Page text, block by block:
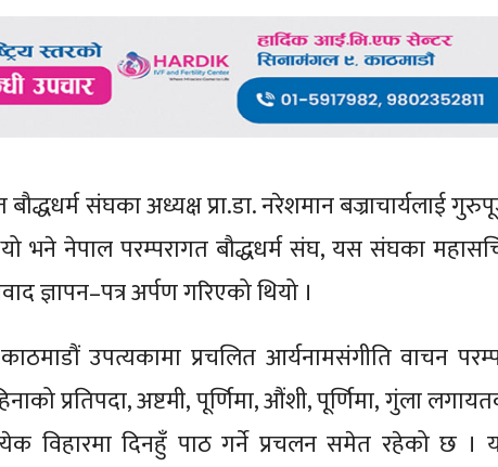
संघका अध्यक्ष प्रा.डा. नरेशमान बज्राचार्यलाई
भने नेपाल परम्परागत बौद्धधर्म संघ, यस संघका
ज्ञापन–पत्र अर्पण गरिएको थियो ।
उपत्यकामा प्रचलित आर्यनामसंगीति वाचन
प्रतिपदा, अष्टमी, पूर्णिमा, औंशी, पूर्णिमा, गुंला
विहारमा दिनहुँ पाठ गर्ने प्रचलन समेत रहेको छ ।